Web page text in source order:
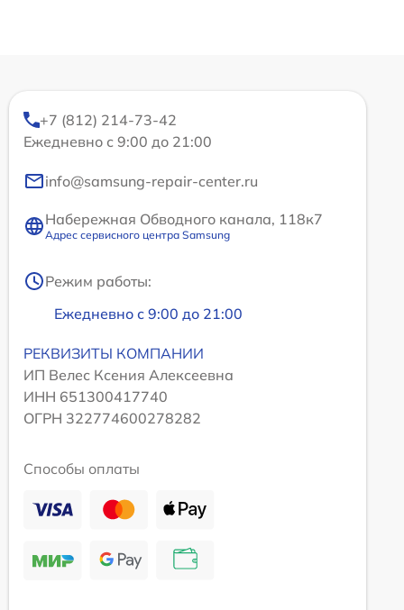
+7 (812) 214-73-42
Ежедневно с 9:00 до 21:00
info@samsung-repair-center.ru
Набережная Обводного канала, 118к7
Адрес сервисного центра Samsung
Режим работы:
Ежедневно с 9:00 до 21:00
РЕКВИЗИТЫ КОМПАНИИ
ИП Велес Ксения Алексеевна
ИНН 651300417740
ОГРН 322774600278282
Способы оплаты